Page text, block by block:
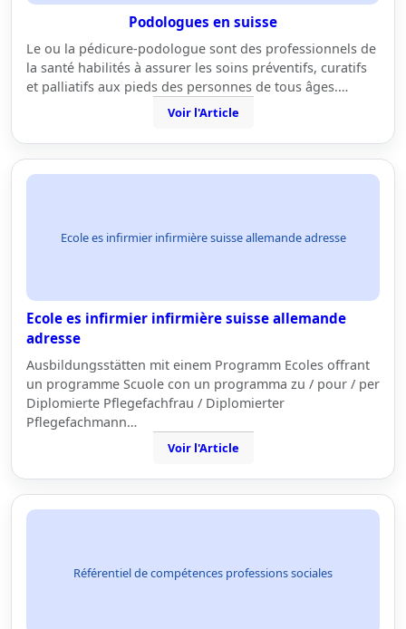
Podologues en suisse
Le ou la pédicure-podologue sont des professionnels de
la santé habilités à assurer les soins préventifs, curatifs
et palliatifs aux pieds des personnes de tous âges.…
Voir l'Article
Ecole es infirmier infirmière suisse allemande adresse
Ecole es infirmier infirmière suisse allemande
adresse
Ausbildungsstätten mit einem Programm Ecoles offrant
un programme Scuole con un programma zu / pour / per
Diplomierte Pflegefachfrau / Diplomierter
Pflegefachmann…
Voir l'Article
Référentiel de compétences professions sociales